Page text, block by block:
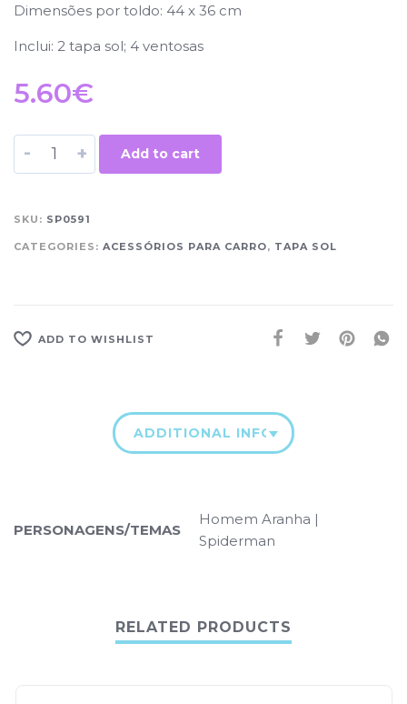
Dimensões por toldo: 44 x 36 cm
Inclui: 2 tapa sol; 4 ventosas
5.60€
- + Add to cart
SKU: SP0591
CATEGORIES: ACESSÓRIOS PARA CARRO, TAPA SOL
ADD TO WISHLIST
ADDITIONAL INFORMATION
PERSONAGENS/TEMAS
Homem Aranha |
Spiderman
RELATED PRODUCTS